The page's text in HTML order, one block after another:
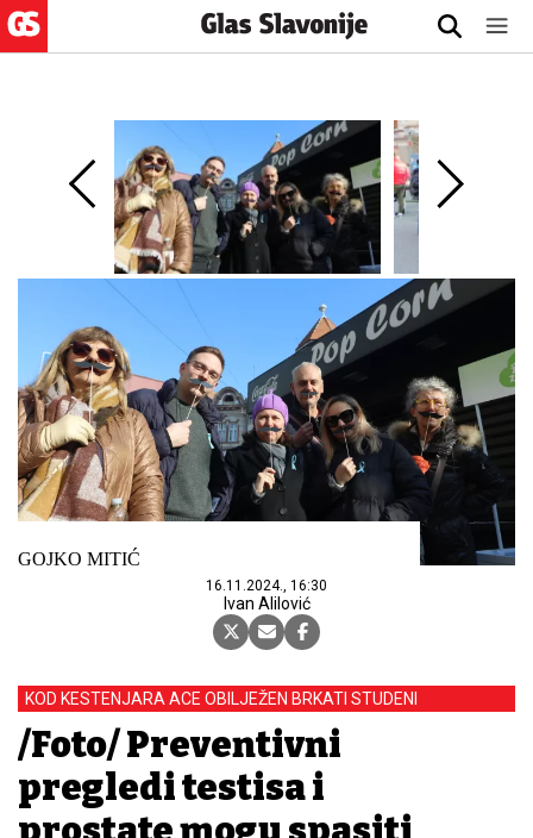
GOJKO MITIĆ
16.11.2024., 16:30
Ivan Alilović
KOD KESTENJARA ACE OBILJEŽEN BRKATI STUDENI
/Foto/ Preventivni
pregledi testisa i